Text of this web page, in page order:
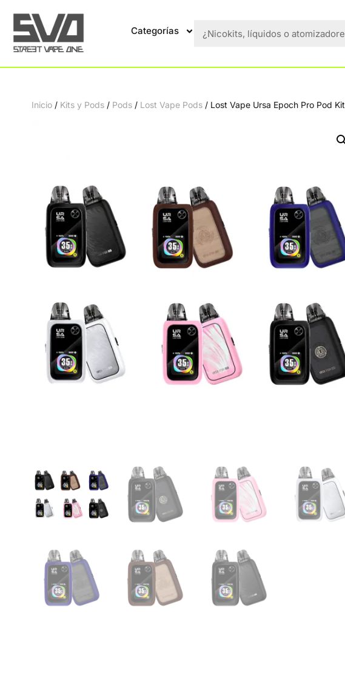
Categorías
Inicio / Kits y Pods / Pods / Lost Vape Pods / Lost Vape Ursa Epoch Pro Pod Kit